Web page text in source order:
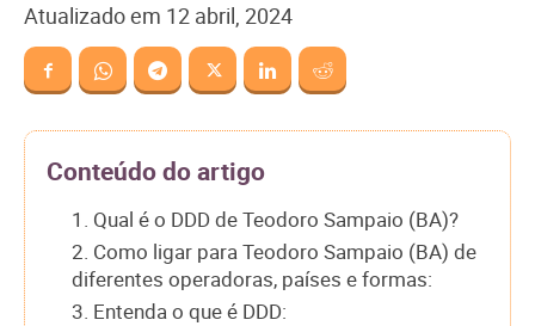
Atualizado em 12 abril, 2024
Conteúdo do artigo
1. Qual é o DDD de Teodoro Sampaio (BA)?
2. Como ligar para Teodoro Sampaio (BA) de
diferentes operadoras, países e formas:
3. Entenda o que é DDD: